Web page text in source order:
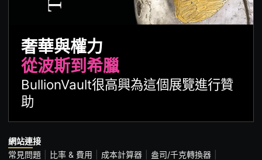
奢華與權力
從波斯到希臘
BullionVault很高興為這個展覽進行贊
助
網站連接
常見問題
比率 & 費用 成本計算器
盎司/千克轉換器